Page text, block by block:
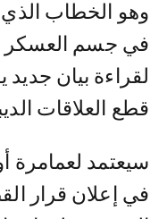
وهو الخطاب
في جسم العسكر
قطع العلاقات
سيعتمد
في إعلان قرار